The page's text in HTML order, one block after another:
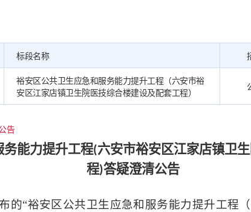
标段名称
裕安区公共卫生应急和服务能力提升工程（六安市裕
安区江家店镇卫生院医技综合楼建设及配套工程）
告
能力提升工程(六安市裕安区江家店镇卫
程)答疑澄清公告
的“裕安区公共卫生应急和服务能力提升工程